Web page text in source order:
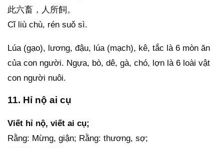
此六畜，人所飼。
Cǐ liù chù, rén suǒ sì.
Lúa (gạo), lương, đậu, lúa (mạch), kê, tắc là 6 mòn ăn
của con người. Ngựa, bò, dê, gà, chó, lợn là 6 loài vật
con người nuôi.
11. Hỉ nộ ai cụ
Viết hỉ nộ, viết ai cụ;
Rằng: Mừng, giận; Rằng: thương, sợ;